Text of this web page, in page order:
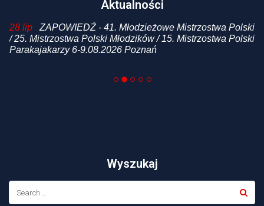
Aktualności
28 lip
ZAPOWIEDŹ - 41. Młodzieżowe Mistrzostwa Polski
/ 25. Mistrzostwa Polski Młodzików / 15. Mistrzostwa Polski
Parakajakarzy 6-9.08.2026 Poznań
Wyszukaj